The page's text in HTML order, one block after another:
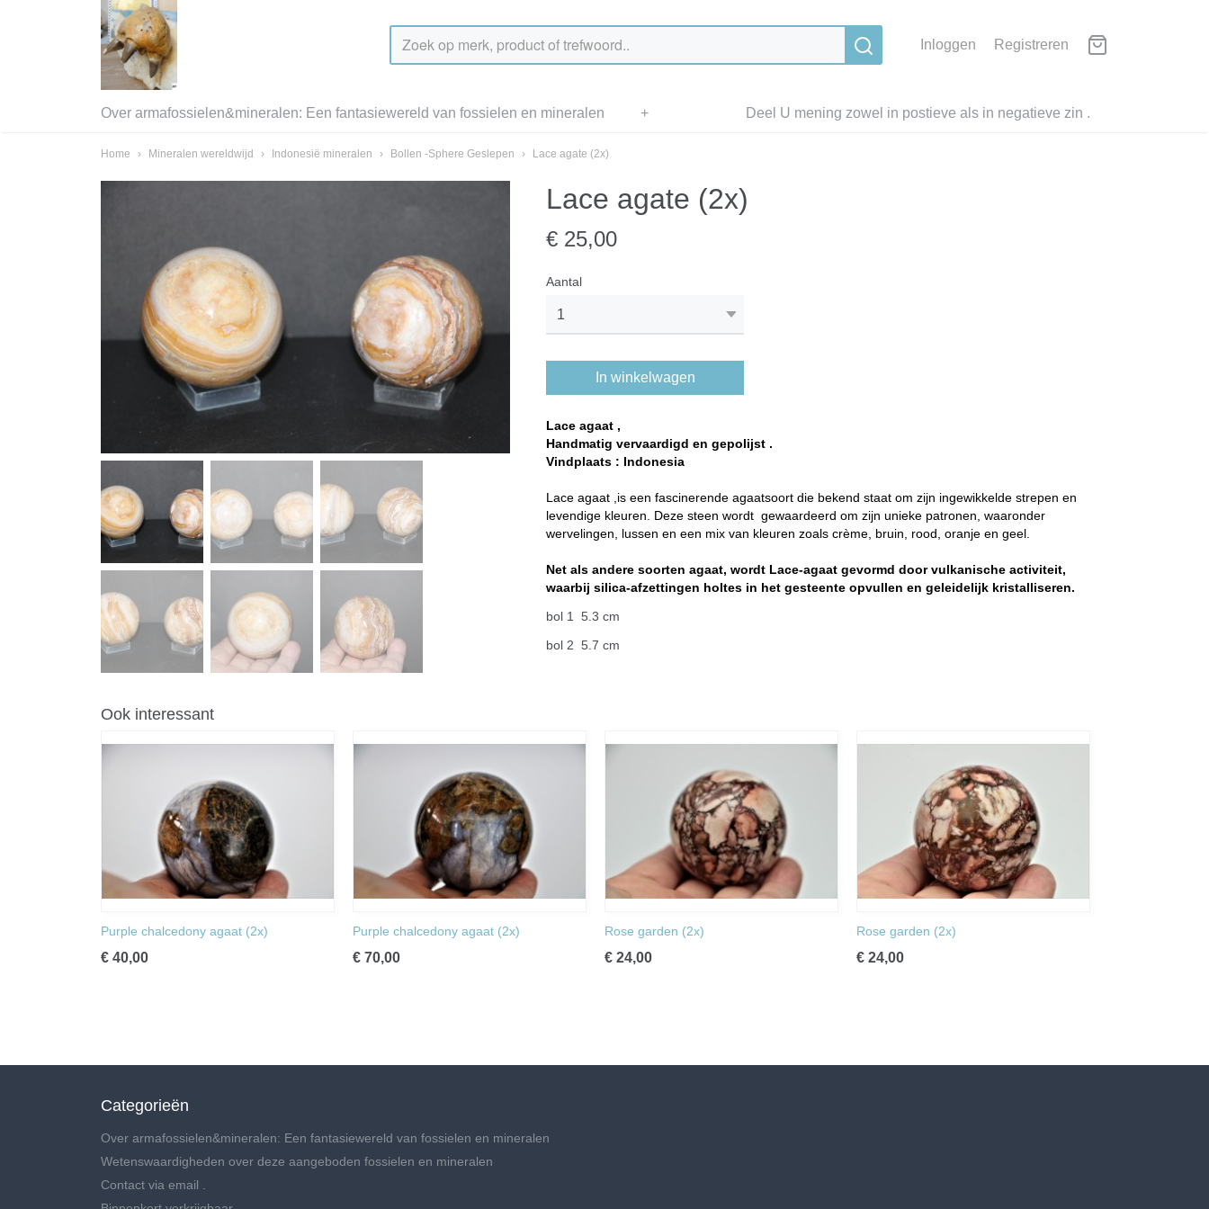
Inloggen Registreren
Deel U mening zowel in postieve als in negatieve zin .
Over armafossielen&mineralen: Een fantasiewereld van fossielen en mineralen +
Home › Mineralen wereldwijd › Indonesië mineralen › Bollen -Sphere Geslepen › Lace agate (2x)
Lace agate (2x)
€ 25,00
Aantal
In winkelwagen
Lace agaat ,
Handmatig vervaardigd en gepolijst .
Vindplaats : Indonesia
Lace agaat ,is een fascinerende agaatsoort die bekend staat om zijn ingewikkelde strepen en
levendige kleuren. Deze steen wordt gewaardeerd om zijn unieke patronen, waaronder
wervelingen, lussen en een mix van kleuren zoals crème, bruin, rood, oranje en geel.
Net als andere soorten agaat, wordt Lace-agaat gevormd door vulkanische activiteit,
waarbij silica-afzettingen holtes in het gesteente opvullen en geleidelijk kristalliseren.
bol 1 5.3 cm
bol 2 5.7 cm
Ook interessant
Purple chalcedony agaat (2x)
€ 40,00
Purple chalcedony agaat (2x)
€ 70,00
Rose garden (2x)
€ 24,00
Rose garden (2x)
€ 24,00
Categorieën
Over armafossielen&mineralen: Een fantasiewereld van fossielen en mineralen
Wetenswaardigheden over deze aangeboden fossielen en mineralen
Contact via email .